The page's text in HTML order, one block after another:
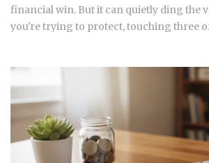
financial win. But it can quietly ding the
you're trying to protect, touching three
actually pay to keep that loan open a
history takes a hit in a subtle way: an
running record of on-time payments,
stops adding new evidence that you pay
mix shrinks. Lenders like to see a blend
and revolving credit like cards, so